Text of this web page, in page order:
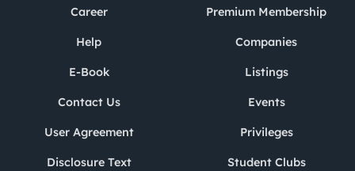
Career
Help
E-Book
Contact Us
User Agreement
Disclosure Text
Premium Membership
Companies
Listings
Events
Privileges
Student Clubs